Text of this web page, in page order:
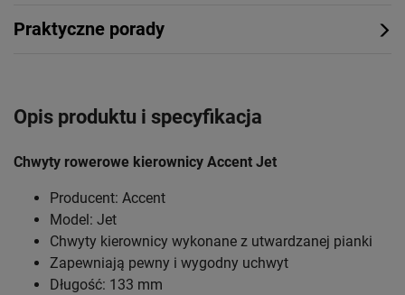
Praktyczne porady
Opis produktu i specyfikacja
Chwyty rowerowe kierownicy Accent Jet
Producent: Accent
Model: Jet
Chwyty kierownicy wykonane z utwardzanej pianki
Zapewniają pewny i wygodny uchwyt
Długość: 133 mm